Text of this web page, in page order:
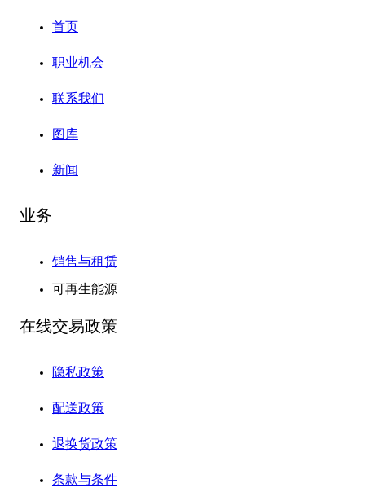
首页
职业机会
联系我们
图库
新闻
业务
销售与租赁
可再生能源
在线交易政策
隐私政策
配送政策
退换货政策
条款与条件